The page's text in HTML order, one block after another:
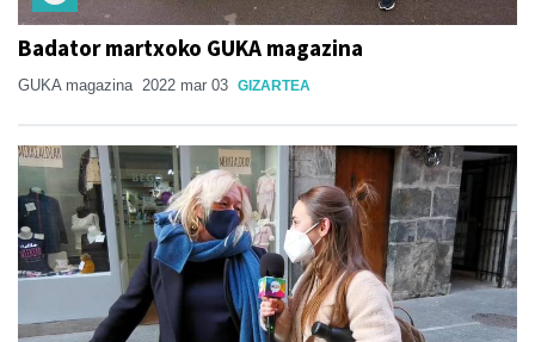
Badator martxoko GUKA magazina
GUKA magazina 2022 mar 03 GIZARTEA